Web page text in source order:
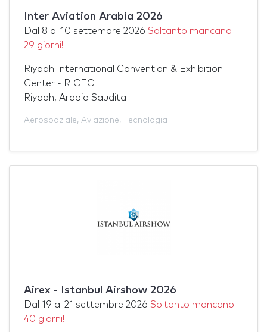
Inter Aviation Arabia 2026
Dal 8 al 10 settembre 2026 Soltanto mancano
29 giorni!
Riyadh International Convention & Exhibition
Center - RICEC
Riyadh, Arabia Saudita
Aerospaziale, Aviazione, Tecnologia
Airex - Istanbul Airshow 2026
Dal 19 al 21 settembre 2026 Soltanto mancano
40 giorni!